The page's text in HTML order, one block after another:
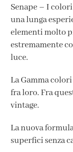
Senape – I
una lunga
elementi molto
estremamente
luce.
La Gamma
fra loro. Fra
vintage.
La nuova
superfici senza